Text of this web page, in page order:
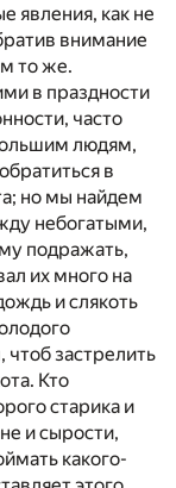
явления, как не
внимание
то же.
в праздности
часто
людям,
в
но мы найдем
небогатыми,
подражать,
их много на
и слякоть
застрелить
Кто
старика и
и сырости,
какого-